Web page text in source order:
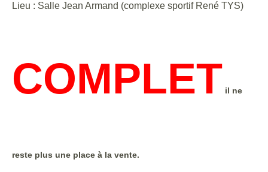
Lieu : Salle Jean Armand (complexe sportif René TYS)
COMPLET il ne
reste plus une place à la vente.